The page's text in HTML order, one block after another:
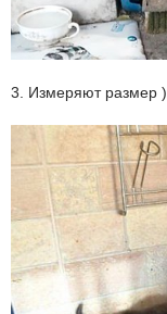
3. Измеряют размер )